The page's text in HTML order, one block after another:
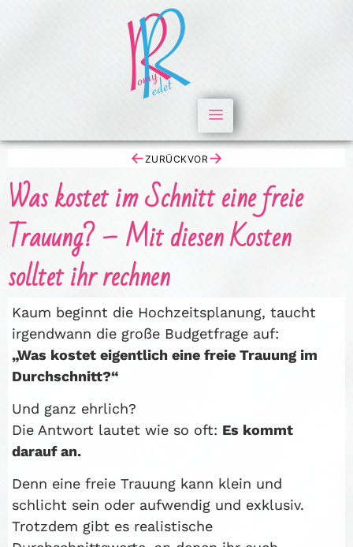
←ZURÜCK →
VOR
Was kostet im Schnitt eine freie
Trauung? – Mit diesen Kosten
solltet ihr rechnen
Kaum beginnt die Hochzeitsplanung, taucht
irgendwann die große Budgetfrage auf:
„Was kostet eigentlich eine freie Trauung im
Durchschnitt?“
Und ganz ehrlich?
Die Antwort lautet wie so oft: Es kommt
darauf an.
Denn eine freie Trauung kann klein und
schlicht sein oder aufwendig und exklusiv.
Trotzdem gibt es realistische